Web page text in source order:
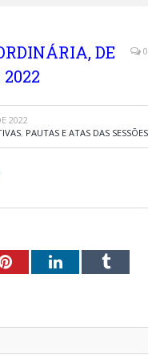
DE
2022
0
2022
, PAUTAS E ATAS DAS SESSÕES
PinterestLinkedInTumblr